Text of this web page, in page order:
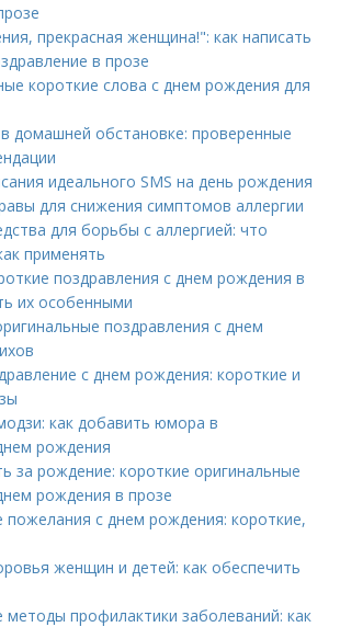
прекрасная женщина!": как написать
в прозе
короткие слова с днем рождения для
в домашней обстановке: проверенные
идеального SMS на день рождения
для снижения симптомов аллергии
для борьбы с аллергией: что
применять
поздравления с днем рождения в
их особенными
поздравления с днем
с днем рождения: короткие и
как добавить юмора в
рождения
за рождение: короткие оригинальные
рождения в прозе
пожелания с днем рождения: короткие,
женщин и детей: как обеспечить
профилактики заболеваний: как